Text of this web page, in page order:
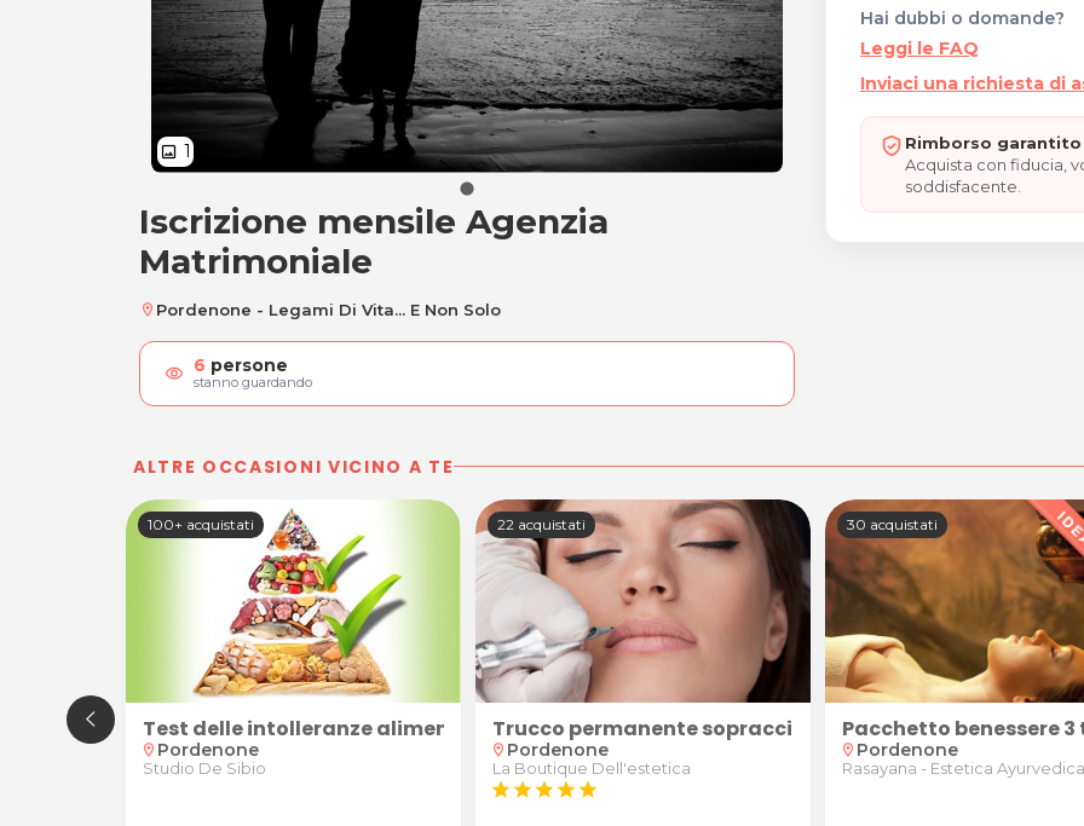
image 1
Iscrizione mensile Agenzia Matrimoniale
Iscrizione mensile Agenzia
Matrimoniale
location_on Pordenone - Legami Di Vita... E Non Solo
visibility 6 persone
stanno guardando
Hai dubbi o domande?
Leggi le FAQ
Inviaci una richiesta di
Rimborso
Acquista con fiducia,
soddisfacente.
ALTRE OCCASIONI VICINO A TE
a Pordenone
con anamnesi, valutazione degli obiettivi e test posturali + eventuali 2 sedute di ginnastica posturale
100+ acquistati
Test delle intolleranze alimentari
location_on Pordenone
Studio De Sibio
22 acquistati
Trucco permanente sopracciglia, labbra o eyeliner
location_on Pordenone
La Boutique Dell'estetica
star star star star star
30 acquistati
Pacchetto benessere
location_on Pordenone
Rasayana - Estetica Ayurvedica